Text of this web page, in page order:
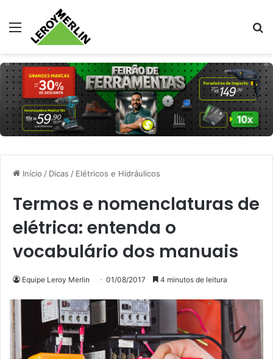
Menu
Início / Dicas / Elétricos e Hidráulicos
Termos e nomenclaturas de
elétrica: entenda o
vocabulário dos manuais
Equipe Leroy Merlin 01/08/2017 4 minutos de leitura